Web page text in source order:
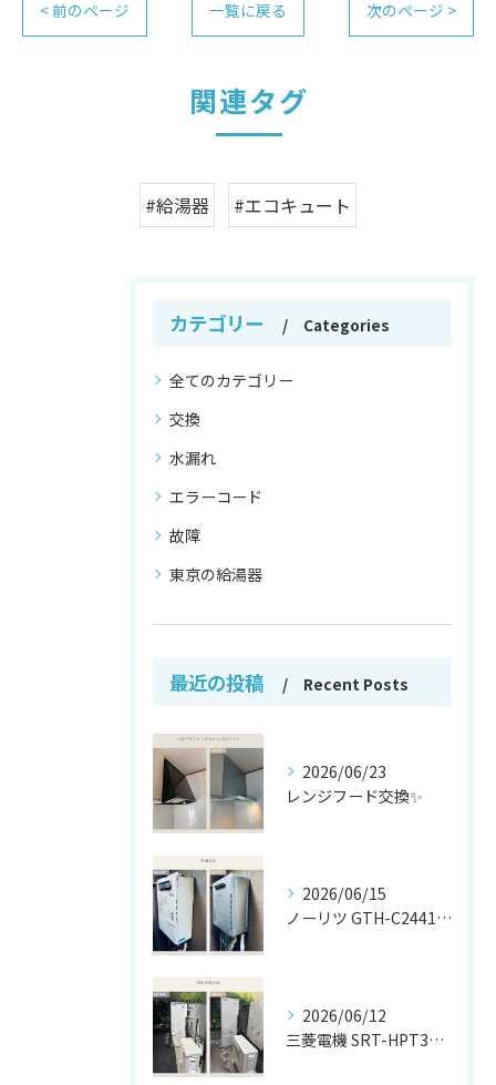
< 前のページ 一覧に戻る 次のページ >
関連タグ
#給湯器 #エコキュート
カテゴリー Categories
全てのカテゴリー
交換
水漏れ
エラーコード
故障
東京の給湯器
最近の投稿 Recent Posts
2026/06/23
レンジフード交換✨
2026/06/15
ノーリツ GTH-C2441AWX から
2026/06/12
三菱電機 SRT-HPT37W7 から